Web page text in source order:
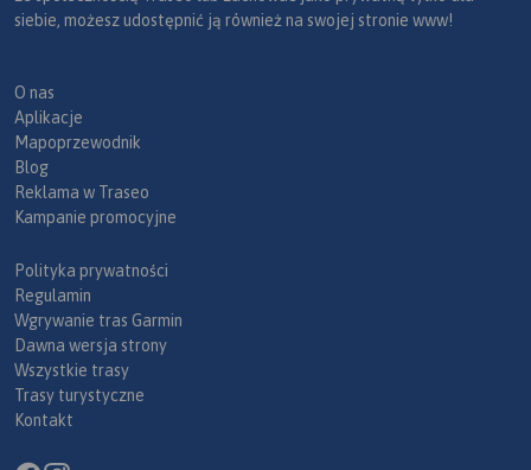
siebie, możesz udostępnić ją również na swojej stronie www!
O nas
Aplikacje
Mapoprzewodnik
Blog
Reklama w Traseo
Kampanie promocyjne
Polityka prywatności
Regulamin
Wgrywanie tras Garmin
Dawna wersja strony
Wszystkie trasy
Trasy turystyczne
Kontakt